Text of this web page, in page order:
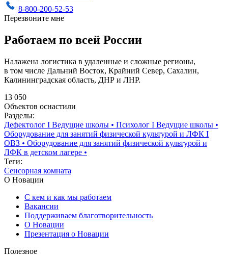
8-800-200-52-53
Перезвоните мне
Работаем по всей России
Налажена логистика в удаленные и сложные регионы,
в том числе Дальний Восток, Крайний Север, Сахалин,
Калининградская область, ДНР и ЛНР.
13 050
Объектов оснастили
Разделы:
Дефектолог I Ведущие школы • Психолог I Ведущие школы •
Оборудование для занятий физической культурой и ЛФК I
ОВЗ • Оборудование для занятий физической культурой и
ЛФК в детском лагере •
Теги:
Сенсорная комната
О Новации
С кем и как мы работаем
Вакансии
Поддерживаем благотворительность
О Новации
Презентация о Новации
Полезное